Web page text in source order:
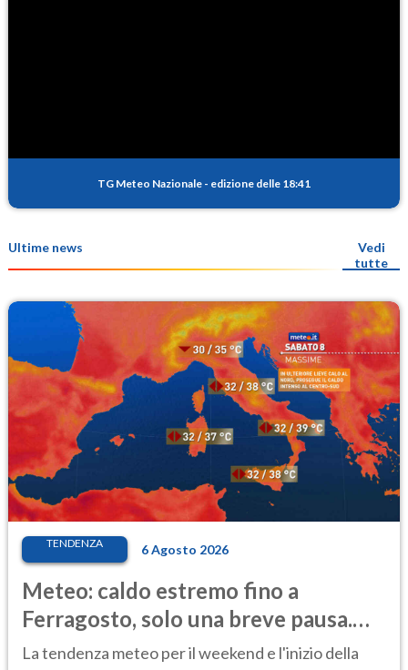
TG Meteo Nazionale - edizione delle 18:41
Ultime news
Vedi
tutte
TENDENZA 6 Agosto 2026
Meteo: caldo estremo fino a
Ferragosto, solo una breve pausa.
Ecco dove
La tendenza meteo per il weekend e l'inizio della